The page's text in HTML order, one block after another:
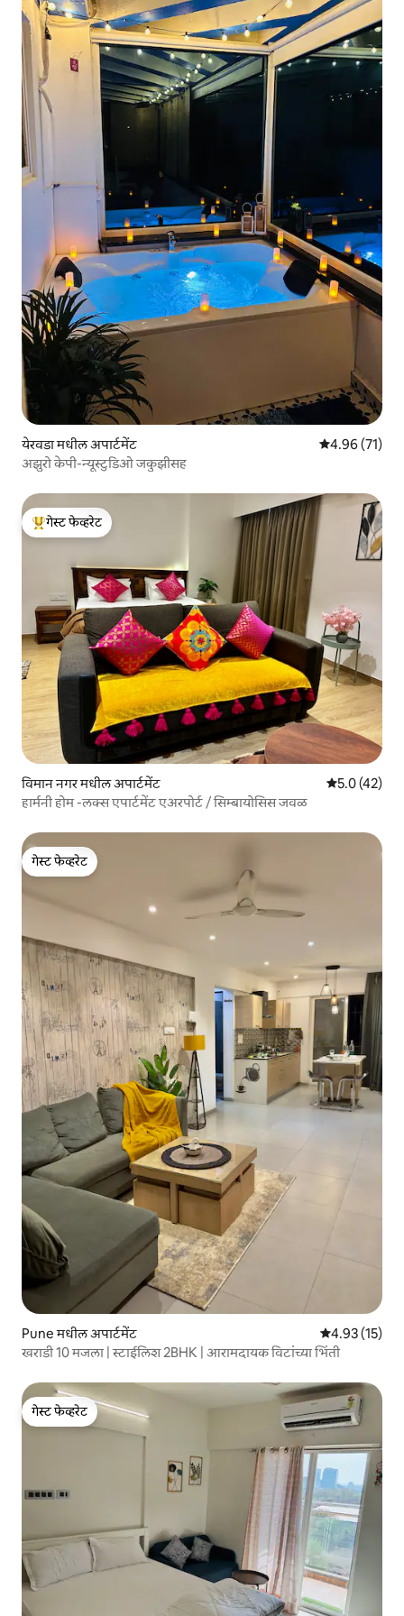
येरवडा मधील अपार्टमेंट 5 पैकी 4.96
4.96 (71)
अझुरो केपी-न्यूस्टुडिओ जकुझीसह
टॉप गेस्ट फेव्हरेट
गेस्ट फेव्हरेट
विमान नगर मधील अपार्टमेंट 5 पैकी 5.0
5.0 (42)
हार्मनी होम -लक्स एपार्टमेंट एअरपोर्ट / सिम्बायोसिस जवळ
गेस्ट फेव्हरेट
गेस्ट फेव्हरेट
Pune मधील अपार्टमेंट 5 पैकी 4.93
4.93 (15)
खराडी 10 मजला | स्टाईलिश 2BHK | आरामदायक विटांच्या भिंती
गेस्ट फेव्हरेट
गेस्ट फेव्हरेट